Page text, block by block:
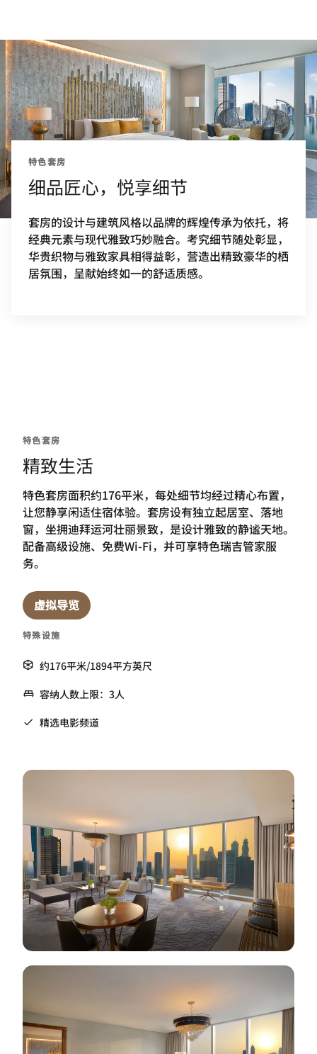
特色套房
细品匠心，悦享细节
套房的设计与建筑风格以品牌的辉煌传承为依托，将
经典元素与现代雅致巧妙融合。考究细节随处彰显，
华贵织物与雅致家具相得益彰，营造出精致豪华的栖
居氛围，呈献始终如一的舒适质感。
特色套房
精致生活
特色套房面积约176平米，每处细节均经过精心布置，
让您静享闲适住宿体验。套房设有独立起居室、落地
窗，坐拥迪拜运河壮丽景致，是设计雅致的静谧天地。
配备高级设施、免费Wi-Fi，并可享特色瑞吉管家服
务。
虚拟导览
特殊设施
约176平米/1894平方英尺
容纳人数上限：3人
精选电影频道